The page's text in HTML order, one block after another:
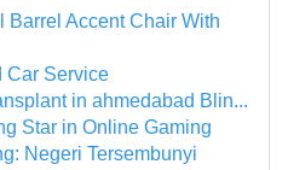
Barrel Accent Chair With
Car Service
in ahmedabad Blin...
Star in Online Gaming
Negeri Tersembunyi